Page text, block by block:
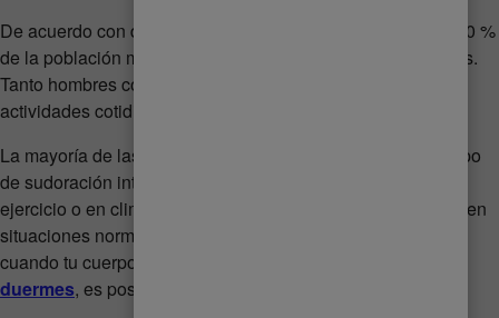
De acuerdo con datos del Instituto Mexicano del Tórax, el 20 %
de la población mundial vive con algún tipo de hiperhidrosis.
Tanto hombres como mujeres se ven afectados en sus
actividades cotidianas debido a esta condición.
La mayoría de las personas hemos experimentado algún tipo
de sudoración intensa, después de una fuerte rutina de
ejercicio o en climas muy cálidos. Pero si tu sudor aparece en
situaciones normales, como en temperaturas templadas,
cuando tu cuerpo está en reposo o
duermes, es posible que tengas hiperhidrosis.